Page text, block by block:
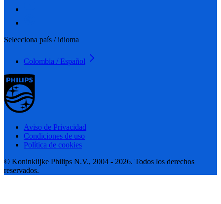
Selecciona país / idioma
Colombia / Español
Aviso de Privacidad
Condiciones de uso
Política de cookies
© Koninklijke Philips N.V., 2004 - 2026. Todos los derechos
reservados.